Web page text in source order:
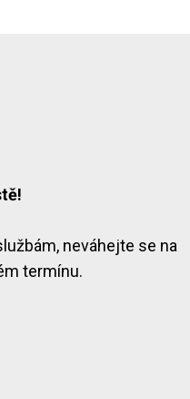
neváhejte se na
termínu.